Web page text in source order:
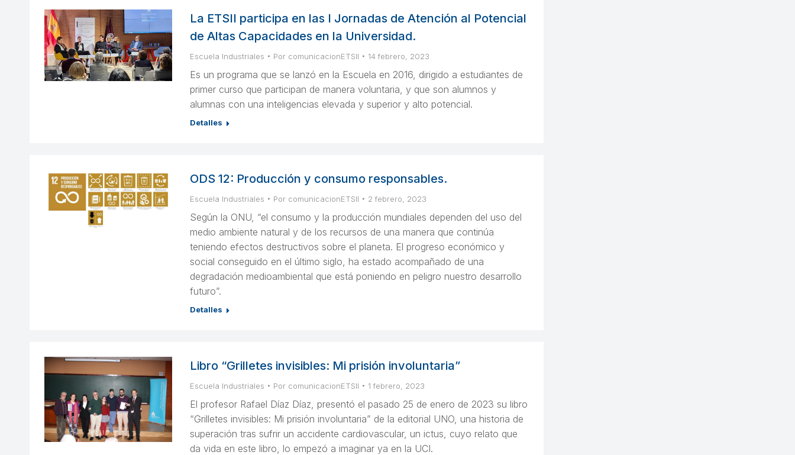
La ETSII participa en las I Jornadas de Atención al Potencial
de Altas Capacidades en la Universidad.
Escuela Industriales Por comunicacionETSII 14 febrero, 2023
Es un programa que se lanzó en la Escuela en 2016, dirigido a estudiantes de
primer curso que participan de manera voluntaria, y que son alumnos y
alumnas con una inteligencias elevada y superior y alto potencial.
Detalles
ODS 12: Producción y consumo responsables.
Escuela Industriales Por comunicacionETSII 2 febrero, 2023
Según la ONU, “el consumo y la producción mundiales dependen del uso del
medio ambiente natural y de los recursos de una manera que continúa
teniendo efectos destructivos sobre el planeta. El progreso económico y
social conseguido en el último siglo, ha estado acompañado de una
degradación medioambiental que está poniendo en peligro nuestro desarrollo
futuro”.
Detalles
Libro “Grilletes invisibles: Mi prisión involuntaria”
Escuela Industriales Por comunicacionETSII 1 febrero, 2023
El profesor Rafael Díaz Díaz, presentó el pasado 25 de enero de 2023 su libro
“Grilletes invisibles: Mi prisión involuntaria” de la editorial UNO, una historia de
superación tras sufrir un accidente cardiovascular, un ictus, cuyo relato que
da vida en este libro, lo empezó a imaginar ya en la UCI.